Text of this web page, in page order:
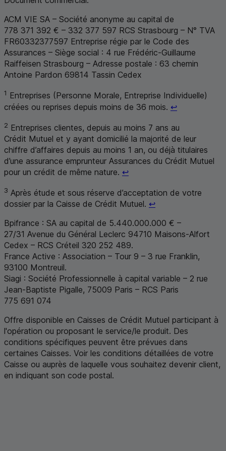
ACM VIE SA – Société anonyme au capital de
778 371 392 € – 332 377 597 RCS Strasbourg – N° TVA
FR60332377597 Entreprise régie par le Code des
Assurances – Siège social : 4 rue Frédéric-Guillaume
Raiffeisen Strasbourg – Adresse postale : 63 chemin
Antoine Pardon 69814 Tassin Cedex
1 Entreprises (Personne Morale, Entreprise Individuelle)
créées ou reprises depuis moins de 36 mois. ↩Retour au
2 Entreprises clientes, depuis au moins 7 ans au
Crédit Mutuel et y ayant domicilié la majorité de leur
chiffre d’affaires depuis au moins 1 an, ou déjà titulaires
d’une assurance emprunteur Assurances du Crédit Mutuel
pour un crédit de même nature. ↩Retour au renvoi 2
3 Après étude et sous réserve d’acceptation de votre
dossier par la Caisse de Crédit Mutuel. ↩Retour au renvoi 3
Bpifrance : SA au capital de 5.440.000.000 € –
27/31 Avenue du Général Leclerc 94710 Maisons-Alfort
Cedex – RCS Créteil 320 252 489.
France Active : Association – Tour 9 – 3 rue Franklin,
93100 Montreuil.
Siagi : Société Professionnelle à capital variable – 2 rue
Jean-Baptiste Pigalle, 75009 Paris – RCS Paris
775 691 074
Offre disponible en Caisses de Crédit Mutuel participant à
l'opération ou proposant le service/le produit. Des
conditions spécifiques peuvent être prévues dans
certaines Caisses. Voir les conditions détaillées de votre
Caisse ou auprès de laquelle vous souhaitez devenir client,
en indiquant son code postal.